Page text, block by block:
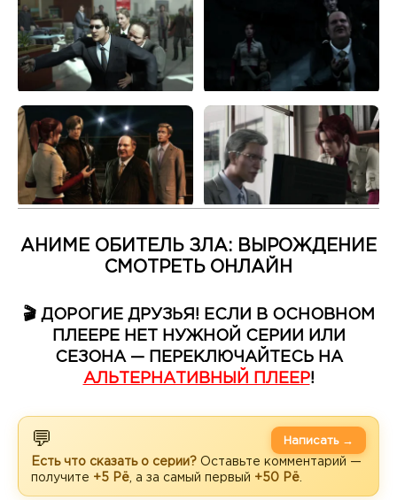
АНИМЕ ОБИТЕЛЬ ЗЛА: ВЫРОЖДЕНИЕ
СМОТРЕТЬ ОНЛАЙН
🎬 ДОРОГИЕ ДРУЗЬЯ! ЕСЛИ В ОСНОВНОМ
ПЛЕЕРЕ НЕТ НУЖНОЙ СЕРИИ ИЛИ
СЕЗОНА — ПЕРЕКЛЮЧАЙТЕСЬ НА
АЛЬТЕРНАТИВНЫЙ ПЛЕЕР!
💬
Есть что сказать о серии? Оставьте комментарий —
получите +5 Рё , а за самый первый +50 Рё
Написать →